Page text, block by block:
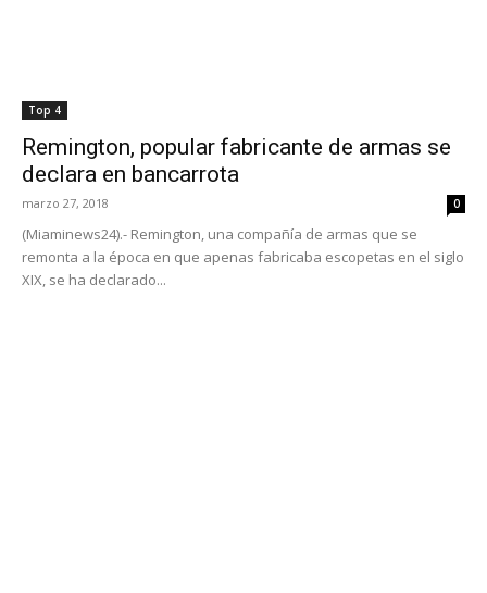
Top 4
Remington, popular fabricante de armas se
declara en bancarrota
marzo 27, 2018 0
(Miaminews24).- Remington, una compañía de armas que se
remonta a la época en que apenas fabricaba escopetas en el siglo
XIX, se ha declarado...